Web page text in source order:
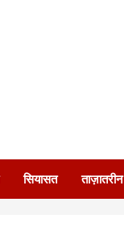
सियासत ताज़ातरीन